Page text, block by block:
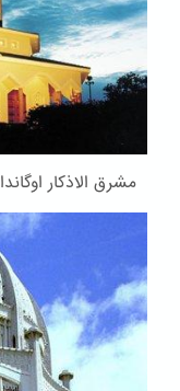
مشرق الاذکار اوگاندا